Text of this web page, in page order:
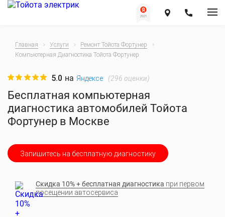
Главная Услуги
Ремонт Тойота Фортунер
Компьютерная Диагностика Тойота Фортунер
Бесплатная компьютерная
диагностика автомобилей Тойота
Фортунер в Москве
5.0 на Яндексе (296 оценки)
Запишитесь на бесплатную диагностику
Скидка 10% + бесплатная диагностика при первом
посещении автосервиса